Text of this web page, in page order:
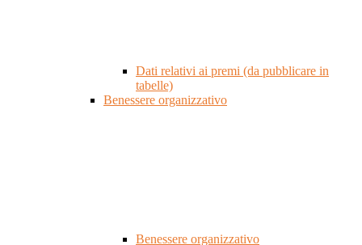
Dati relativi ai premi (da pubblicare in
tabelle)
Benessere organizzativo
Benessere organizzativo